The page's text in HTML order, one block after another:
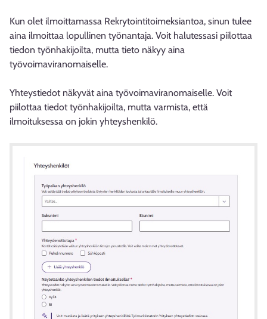
Kun olet ilmoittamassa Rekrytointitoimeksiantoa, sinun tulee
aina ilmoittaa lopullinen työnantaja. Voit halutessasi piilottaa
tiedon työnhakijoilta, mutta tieto näkyy aina
työvoimaviranomaiselle.
Yhteystiedot näkyvät aina työvoimaviranomaiselle. Voit
piilottaa tiedot työnhakijoilta, mutta varmista, että
ilmoituksessa on jokin yhteyshenkilö.